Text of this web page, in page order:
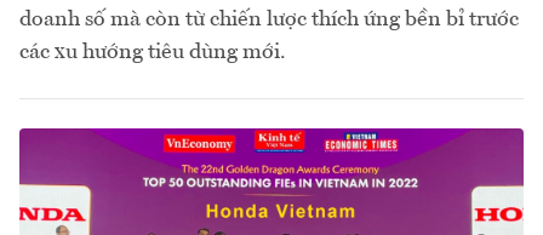
doanh số mà còn từ chiến lược thích ứng bền bỉ trước
các xu hướng tiêu dùng mới.